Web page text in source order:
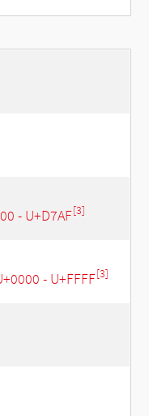
- U+D7AF[3]
- U+FFFF[3]